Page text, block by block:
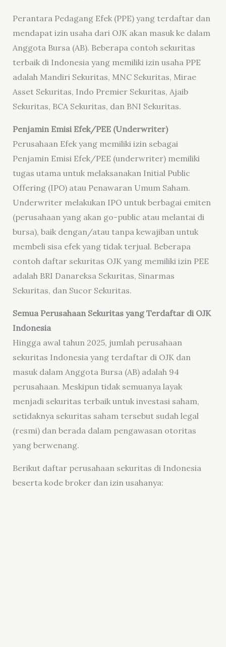
Perantara Pedagang Efek (PPE) yang terdaftar dan
mendapat izin usaha dari OJK akan masuk ke dalam
Anggota Bursa (AB). Beberapa contoh sekuritas
terbaik di Indonesia yang memiliki izin usaha PPE
adalah Mandiri Sekuritas, MNC Sekuritas, Mirae
Asset Sekuritas, Indo Premier Sekuritas, Ajaib
Sekuritas, BCA Sekuritas, dan BNI Sekuritas.
Penjamin Emisi Efek/PEE (Underwriter)
Perusahaan Efek yang memiliki izin sebagai
Penjamin Emisi Efek/PEE (underwriter) memiliki
tugas utama untuk melaksanakan Initial Public
Offering (IPO) atau Penawaran Umum Saham.
Underwriter melakukan IPO untuk berbagai emiten
(perusahaan yang akan go-public atau melantai di
bursa), baik dengan/atau tanpa kewajiban untuk
membeli sisa efek yang tidak terjual. Beberapa
contoh daftar sekuritas OJK yang memiliki izin PEE
adalah BRI Danareksa Sekuritas, Sinarmas
Sekuritas, dan Sucor Sekuritas.
Semua Perusahaan Sekuritas yang Terdaftar di OJK
Indonesia
Hingga awal tahun 2025, jumlah perusahaan
sekuritas Indonesia yang terdaftar di OJK dan
masuk dalam Anggota Bursa (AB) adalah 94
perusahaan. Meskipun tidak semuanya layak
menjadi sekuritas terbaik untuk investasi saham,
setidaknya sekuritas saham tersebut sudah legal
(resmi) dan berada dalam pengawasan otoritas
yang berwenang.
Berikut daftar perusahaan sekuritas di Indonesia
beserta kode broker dan izin usahanya: